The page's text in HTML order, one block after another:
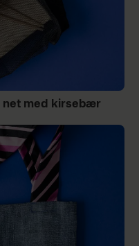
net med kirsebær